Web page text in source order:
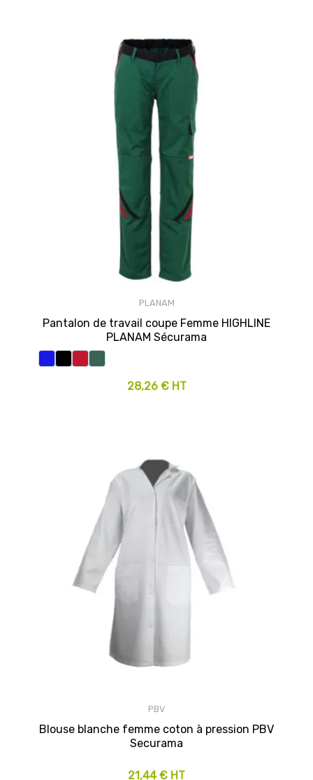
PLANAM
Pantalon de travail coupe Femme HIGHLINE
PLANAM Sécurama
28,26 € HT
PBV
Blouse blanche femme coton à pression PBV
Securama
21,44 € HT